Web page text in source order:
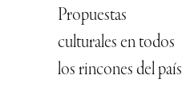
Propuestas
culturales en todos
los rincones del país